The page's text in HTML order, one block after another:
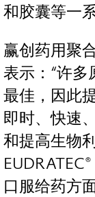
和胶囊等一
赢创药用聚
表示：“许多
最佳，因此
即时、快速
和提高生物
口服给药方